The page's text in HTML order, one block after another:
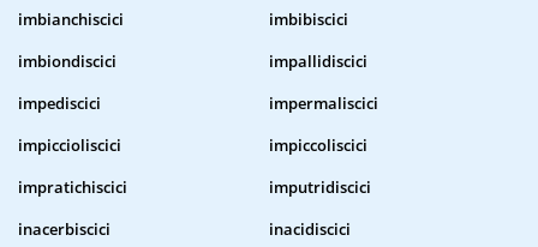
imbianchiscici
imbibiscici
imbiondiscici
impallidiscici
impediscici
impermaliscici
impiccioliscici
impiccoliscici
impratichiscici
imputridiscici
inacerbiscici
inacidiscici